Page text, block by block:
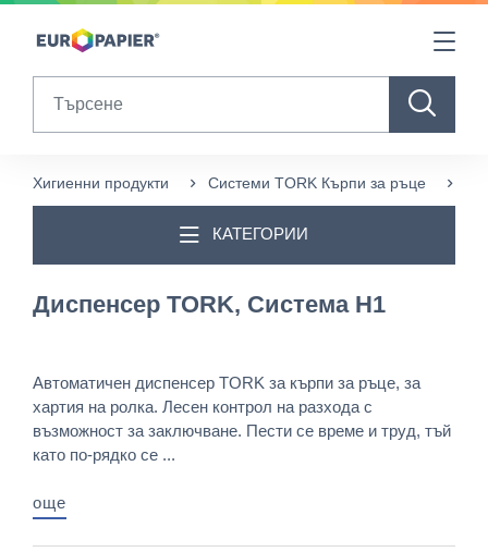
Table Of Content
Продукти в допълнение към този
Други продукти, които може да ви харесат
Хигиенни продукти Системи TORK Кърпи за ръце
КАТЕГОРИИ
Диспенсер TORK, Система H1
Автоматичен диспенсер TORK за кърпи за ръце, за
хартия на ролка. Лесен контрол на разхода с
възможност за заключване. Пести се време и труд, тъй
като по-рядко се ...
още